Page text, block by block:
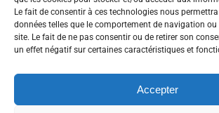
Le fait de consentir à ces technologies nous
données telles que le comportement de navigation ou
site. Le fait de ne pas consentir ou de retirer son
un effet négatif sur certaines caractéristiques et
Accepter
S'ABONNER